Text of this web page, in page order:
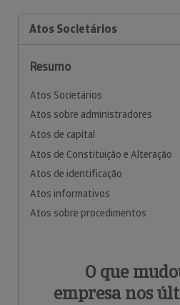
Atos Societários
Resumo
Atos Societários
Atos sobre administradores
Atos de capital
Atos de Constituição e Alteração
Atos de identificação
Atos informativos
Atos sobre procedimentos
O que
empresa nos